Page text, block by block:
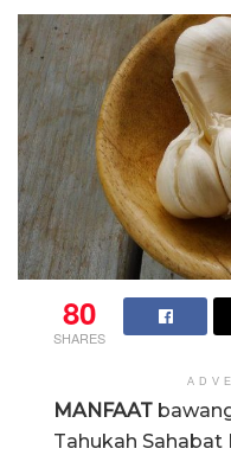
80
SHARES
MANFAAT
Tahukah